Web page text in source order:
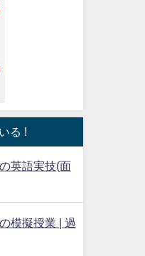
る !
英語実技(面
模擬授業 | 過